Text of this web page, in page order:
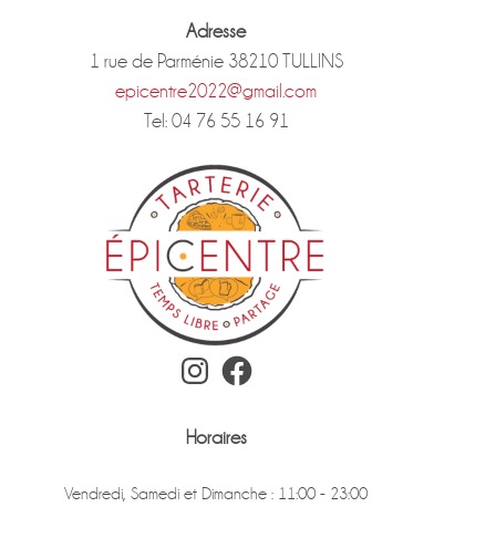
Adresse
1 rue de Parménie 38210 TULLINS
epicentre2022@gmail.com
Tel: 04 76 55 16 91
Instagram Facebook
Horaires
Vendredi, Samedi et Dimanche : 11:00 - 23:00